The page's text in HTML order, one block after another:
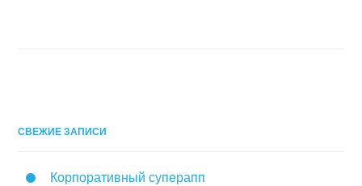
СВЕЖИЕ ЗАПИСИ
Корпоративный суперапп